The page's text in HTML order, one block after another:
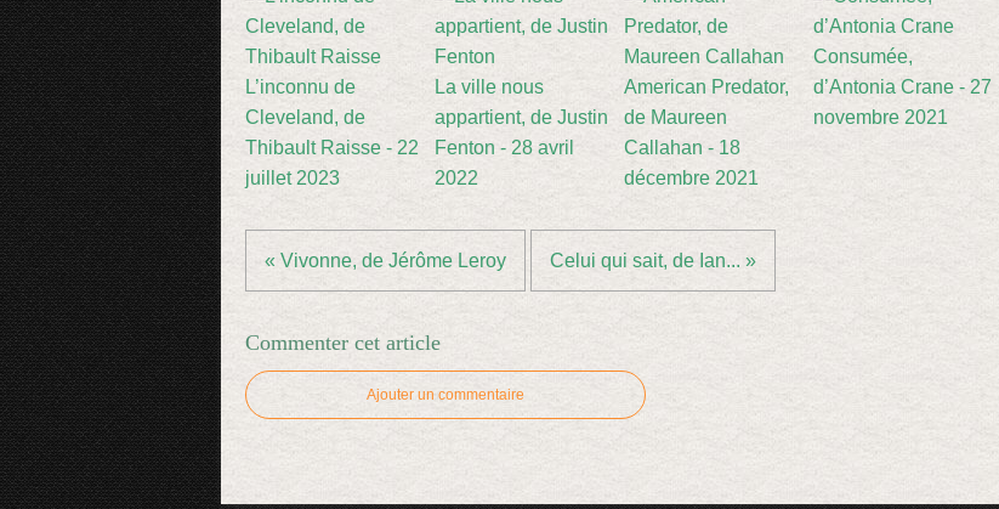
L’inconnu de
Cleveland, de
Thibault Raisse - 22
juillet 2023
La ville nous
appartient, de Justin
Fenton - 28 avril
2022
American Predator,
de Maureen
Callahan - 18
décembre 2021
Consumée,
d’Antonia Crane - 27
novembre 2021
« Vivonne, de Jérôme Leroy Celui qui sait, de Ian... »
Commenter cet article
Ajouter un commentaire